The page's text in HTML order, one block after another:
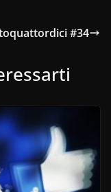
#34